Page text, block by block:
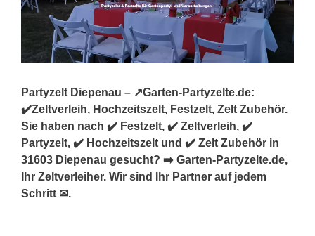
Partyzelt Diepenau – ↗️Garten-Partyzelte.de:
✔️Zeltverleih, Hochzeitszelt, Festzelt, Zelt Zubehör.
Sie haben nach ✔️ Festzelt, ✔️ Zeltverleih, ✔️
Partyzelt, ✔️ Hochzeitszelt und ✔️ Zelt Zubehör in
31603 Diepenau gesucht? ➡️ Garten-Partyzelte.de,
Ihr Zeltverleiher. Wir sind Ihr Partner auf jedem
Schritt ✉.